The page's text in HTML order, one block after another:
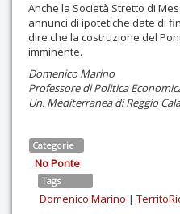
Anche la Società Stretto di
annunci di ipotetiche date di
dire che la costruzione del
imminente.
Domenico Marino
Professore di Politica
Un. Mediterranea di Reggio
Categorie
No Ponte
Tags
Domenico Marino |